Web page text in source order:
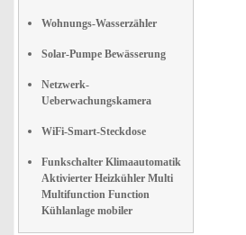
Wohnungs-Wasserzähler
Solar-Pumpe Bewässerung
Netzwerk-
Ueberwachungskamera
WiFi-Smart-Steckdose
Funkschalter Klimaautomatik
Aktivierter Heizkühler Multi
Multifunction Function
Kühlanlage mobiler